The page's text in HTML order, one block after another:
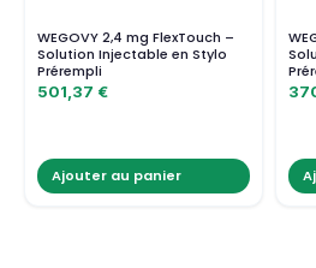
WEGOVY 2,4 mg FlexTouch –
Solution Injectable en Stylo
Prérempli
501,37 €
Ajouter au panier